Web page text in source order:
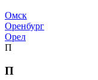
Омск
Оренбург
Орел
П
П